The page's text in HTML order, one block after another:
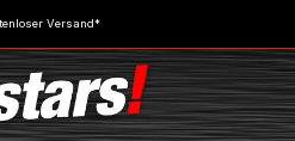
Versand*